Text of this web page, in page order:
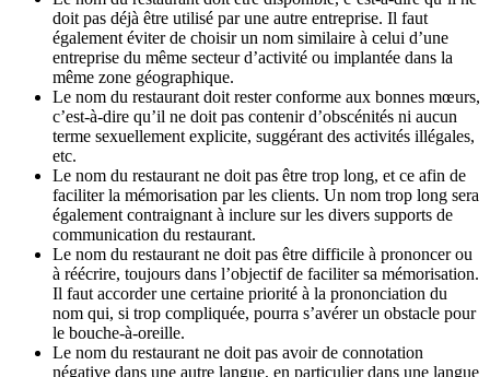
doit pas déjà être utilisé par une autre entreprise. Il faut
également éviter de choisir un nom similaire à celui d’une
entreprise du même secteur d’activité ou implantée dans la
même zone géographique.
Le nom du restaurant doit rester conforme aux bonnes mœurs,
c’est-à-dire qu’il ne doit pas contenir d’obscénités ni aucun
terme sexuellement explicite, suggérant des activités illégales,
etc.
Le nom du restaurant ne doit pas être trop long, et ce afin de
faciliter la mémorisation par les clients. Un nom trop long sera
également contraignant à inclure sur les divers supports de
communication du restaurant.
Le nom du restaurant ne doit pas être difficile à prononcer ou
à réécrire, toujours dans l’objectif de faciliter sa mémorisation.
Il faut accorder une certaine priorité à la prononciation du
nom qui, si trop compliquée, pourra s’avérer un obstacle pour
le bouche-à-oreille.
Le nom du restaurant ne doit pas avoir de connotation
négative dans une autre langue, en particulier dans une langue